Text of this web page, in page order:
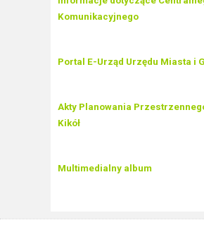
Komunikacyjnego
Portal E-Urząd Urzędu Miasta i
Akty Planowania
Kikół
Multimedialny album